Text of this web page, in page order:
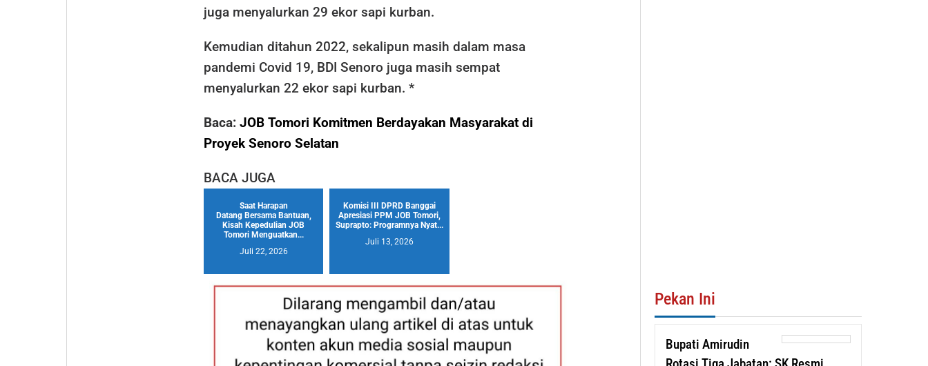
juga menyalurkan 29 ekor sapi kurban.
Kemudian ditahun 2022, sekalipun masih dalam masa
pandemi Covid 19, BDI Senoro juga masih sempat
menyalurkan 22 ekor sapi kurban. *
Baca: JOB Tomori Komitmen Berdayakan Masyarakat di
Proyek Senoro Selatan
BACA JUGA
Saat Harapan
Datang Bersama Bantuan,
Kisah Kepedulian JOB
Tomori Menguatkan...
Juli 22, 2026
Komisi III DPRD Banggai
Apresiasi PPM JOB Tomori,
Suprapto: Programnya Nyat...
Juli 13, 2026
Pekan Ini
Bupati Amirudin